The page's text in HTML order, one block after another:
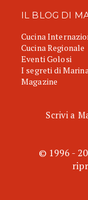
IL BLOG DI
Cucina
Cucina Regionale
Eventi Golosi
I segreti di
Magazine
Scrivi a
© 1996 -